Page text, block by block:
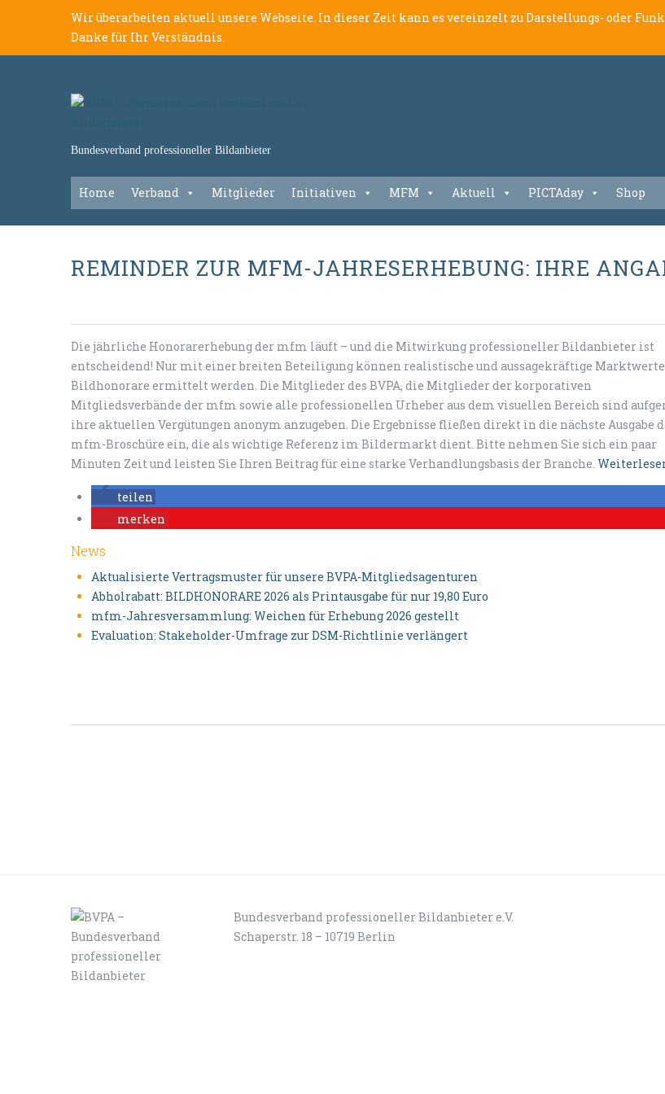
Wir überarbeiten aktuell unsere Webseite. In dieser Zeit kann es vereinzelt zu Darstellungs- oder
Danke für Ihr Verständnis.
Bundesverband professioneller Bildanbieter
Home Verband Mitglieder Initiativen MFM Aktuell PICTAday Shop
REMINDER ZUR MFM-JAHRESERHEBUNG: IHRE
Die jährliche Honorarerhebung der mfm läuft – und die Mitwirkung professioneller Bildanbieter ist
entscheidend! Nur mit einer breiten Beteiligung können realistische und aussagekräftige
Bildhonorare ermittelt werden. Die Mitglieder des BVPA, die Mitglieder der korporativen
Mitgliedsverbände der mfm sowie alle professionellen Urheber aus dem visuellen Bereich sind
ihre aktuellen Vergütungen anonym anzugeben. Die Ergebnisse fließen direkt in die nächste Ausgabe
mfm-Broschüre ein, die als wichtige Referenz im Bildermarkt dient. Bitte nehmen Sie sich ein paar
Minuten Zeit und leisten Sie Ihren Beitrag für eine starke Verhandlungsbasis der Branche.
teilen
merken
News
Aktualisierte Vertragsmuster für unsere BVPA-Mitgliedsagenturen
Abholrabatt: BILDHONORARE 2026 als Printausgabe für nur 19,80 Euro
mfm-Jahresversammlung: Weichen für Erhebung 2026 gestellt
Evaluation: Stakeholder-Umfrage zur DSM-Richtlinie verlängert
Bundesverband professioneller Bildanbieter e.V.
Schaperstr. 18 – 10719 Berlin